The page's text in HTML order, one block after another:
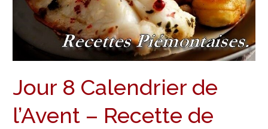
Jour 8 Calendrier de
l’Avent – Recette de
Recette
de
Langouste
vanille
aux